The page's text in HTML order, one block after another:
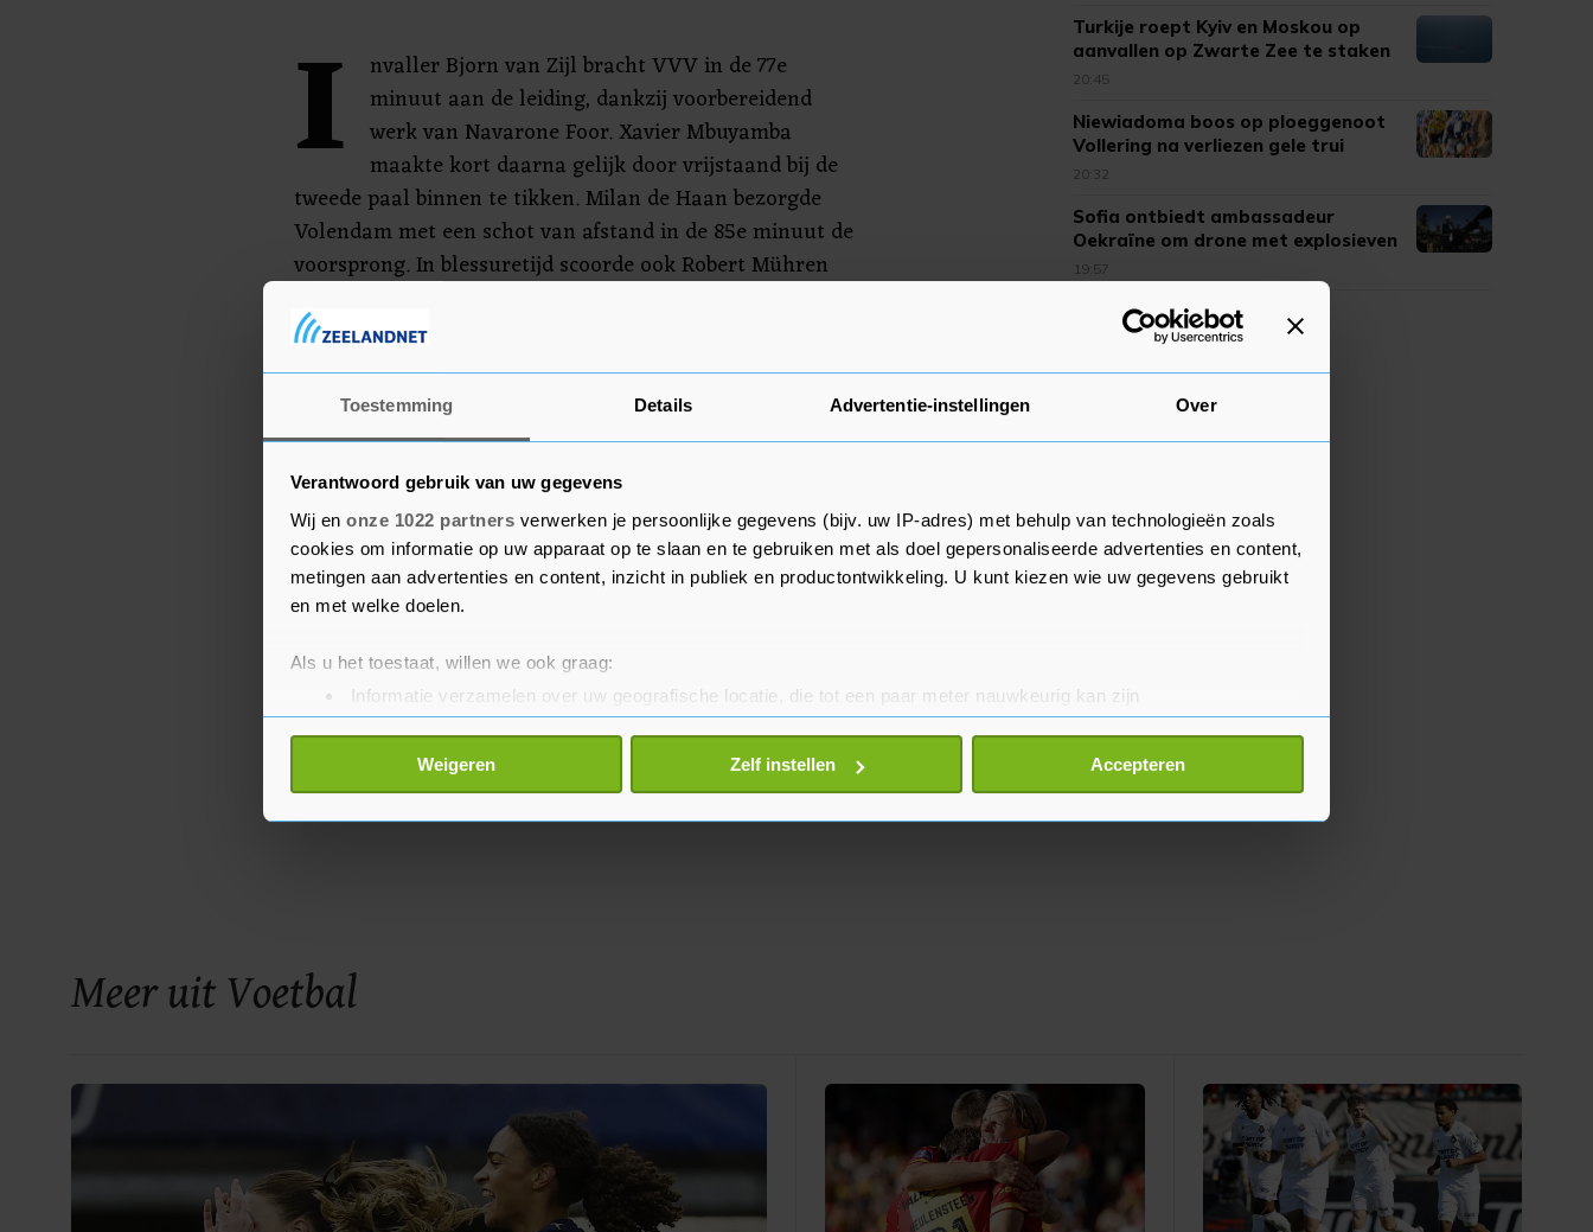
Toestemming Details Advertentie-instellingen Over
Verantwoord gebruik van uw gegevens
Wij en onze 1022 partners verwerken je persoonlijke gegevens (bijv. uw IP-adres) met behulp van technologieën zoals
cookies om informatie op uw apparaat op te slaan en te gebruiken met als doel gepersonaliseerde advertenties en content,
metingen aan advertenties en content, inzicht in publiek en productontwikkeling. U kunt kiezen wie uw gegevens gebruikt
en met welke doelen.
Als u het toestaat, willen we ook graag:
Informatie verzamelen over uw geografische locatie, die tot een paar meter nauwkeurig kan zijn
Uw apparaat identificeren door het actief te scannen op specifieke eigenschappen (fingerprinting)
Lees meer over hoe uw persoonlijke gegevens worden verwerkt en stel uw voorkeuren in het
detailgedeelte
toestemming op elk moment wijzigen of intrekken in de Cookieverklaring.
Weigeren Zelf instellen Accepteren
I
nvaller Bjorn van Zijl bracht VVV in de 77e
minuut aan de leiding, dankzij voorbereidend
werk van Navarone Foor. Xavier Mbuyamba
maakte kort daarna gelijk door vrijstaand bij de
tweede paal binnen te tikken. Milan de Haan bezorgde
Volendam met een schot van afstand in de 85e minuut de
voorsprong. In blessuretijd scoorde ook Robert Mühren
Excelsior, dat vrijdag won bij Telstar, weer tot 6 punten.
Meer uit Voetbal
Turkije roept Kyiv en Moskou op
aanvallen op Zwarte Zee te staken
20:45
Niewiadoma boos op ploeggenoot
Vollering na verliezen gele trui
20:32
Sofia ontbiedt ambassadeur
Oekraïne om drone met explosieven
19:57